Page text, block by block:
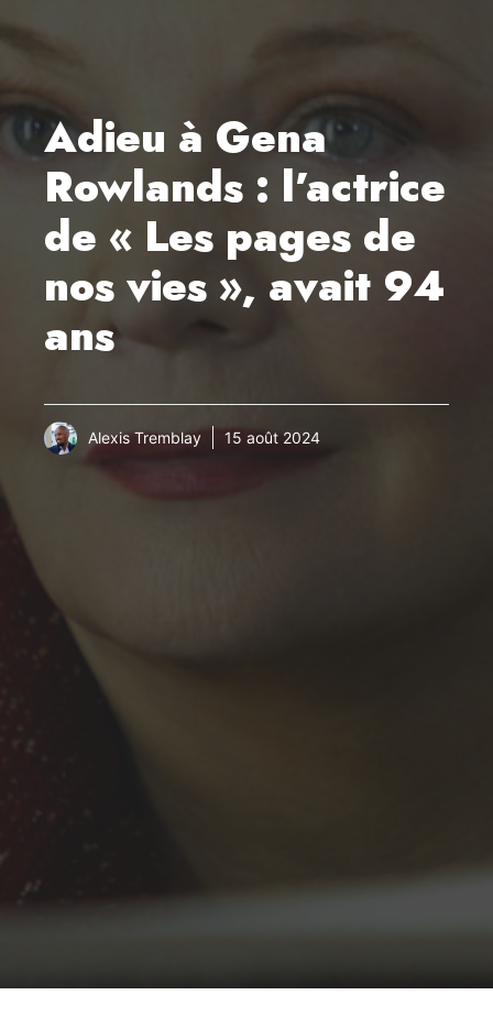
Adieu à Gena
Rowlands : l’actrice
de « Les pages de
nos vies », avait 94
ans
Alexis Tremblay 15 août 2024